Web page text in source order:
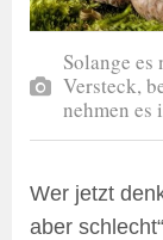
Solange
Versteck,
nehmen es
Wer jetzt
aber